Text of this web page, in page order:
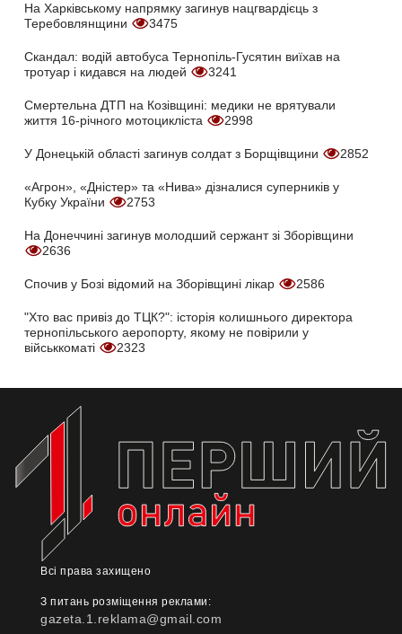
На Харківському напрямку загинув нацгвардієць з
Теребовлянщини
3475
Скандал: водій автобуса Тернопіль-Гусятин виїхав на
тротуар і кидався на людей
3241
Смертельна ДТП на Козівщині: медики не врятували
життя 16-річного мотоцикліста
2998
У Донецькій області загинув солдат з Борщівщини 2852
«Агрон», «Дністер» та «Нива» дізналися суперників у
Кубку України
2753
На Донеччині загинув молодший сержант зі Зборівщини
2636
Спочив у Бозі відомий на Зборівщині лікар 2586
"Хто вас привіз до ТЦК?": історія колишнього директора
тернопільського аеропорту, якому не повірили у
військкоматі
2323
Всі права захищено
З питань розміщення реклами:
gazeta.1.reklama@gmail.com